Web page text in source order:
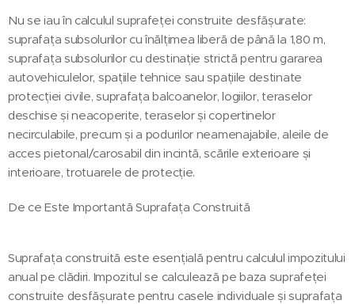
Nu se iau în calculul suprafeței construite desfășurate:
suprafața subsolurilor cu înălțimea liberă de până la 1,80 m,
suprafața subsolurilor cu destinație strictă pentru gararea
autovehiculelor, spațiile tehnice sau spațiile destinate
protecției civile, suprafața balcoanelor, logiilor, teraselor
deschise și neacoperite, teraselor și copertinelor
necirculabile, precum și a podurilor neamenajabile, aleile de
acces pietonal/carosabil din incintă, scările exterioare și
interioare, trotuarele de protecție.
De ce Este Importantă Suprafața Construită
Suprafața construită este esențială pentru calculul impozitului
anual pe clădiri. Impozitul se calculează pe baza suprafeței
construite desfășurate pentru casele individuale și suprafața